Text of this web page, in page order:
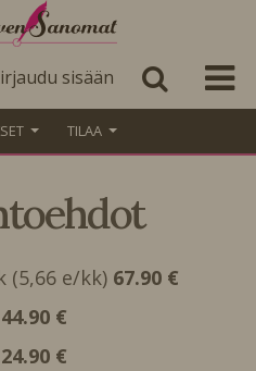
sisään
TILAA
(5,66 e/kk) 67.90 €
44.90 €
24.90 €